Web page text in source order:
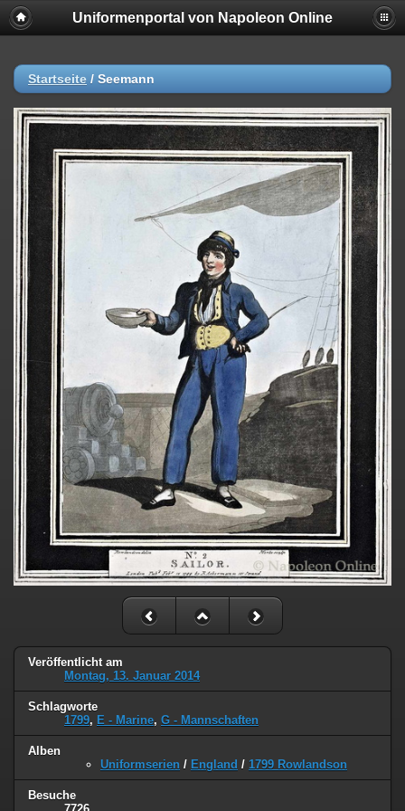
Uniformenportal von Napoleon Online
Startseite / Seemann
Veröffentlicht am
Montag, 13. Januar 2014
Schlagworte
1799, E - Marine, G - Mannschaften
Alben
Uniformserien / England / 1799 Rowlandson
Besuche